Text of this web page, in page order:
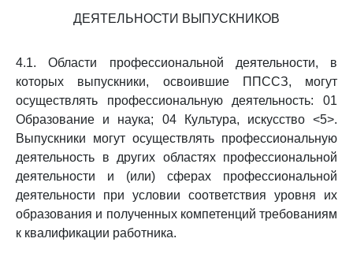
ДЕЯТЕЛЬНОСТИ ВЫПУСКНИКОВ
4.1. Области профессиональной деятельности, в
которых выпускники, освоившие ППССЗ, могут
осуществлять профессиональную деятельность: 01
Образование и наука; 04 Культура, искусство <5>.
Выпускники могут осуществлять профессиональную
деятельность в других областях профессиональной
деятельности и (или) сферах профессиональной
деятельности при условии соответствия уровня их
образования и полученных компетенций требованиям
к квалификации работника.